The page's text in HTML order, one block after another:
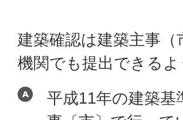
建築確認は建築主事
機関でも提出できる
平成11年の建築基